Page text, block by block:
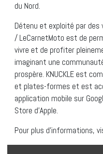
du Nord.
Détenu et exploité par des
/ LeCarnetMoto est de
vivre et de profiter
imaginant une
prospère. KNUCKLE est
et plates-formes et est
application mobile sur
Store d’Apple.
Pour plus d’informations,